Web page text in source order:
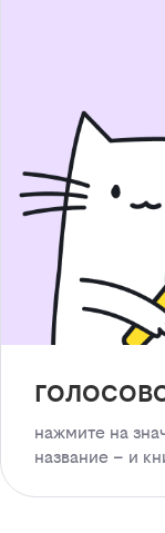
нажмите на
название – и